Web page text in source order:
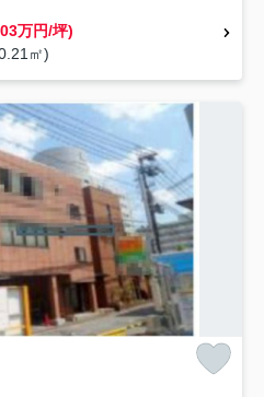
万円/坪)
㎡)